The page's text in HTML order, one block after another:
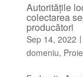
Autoritățile
colectarea
producători
Sep 14, 2022 |
domeniu,